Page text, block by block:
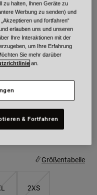
Größentabelle
2XS
zu halten, Ihnen Geräte zu
Werbung zu senden) und
und fortfahren“
erlauben uns und unseren
Ihre Interaktionen mit der
um Ihre Erfahrung
Sie mehr darüber
an.
& Fortfahren